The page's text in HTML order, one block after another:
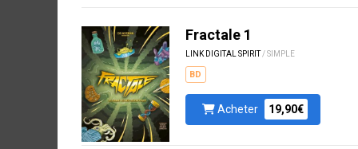
Fractale 1
LINK DIGITAL SPIRIT/ SIMPLE
BD
Acheter 19,90€